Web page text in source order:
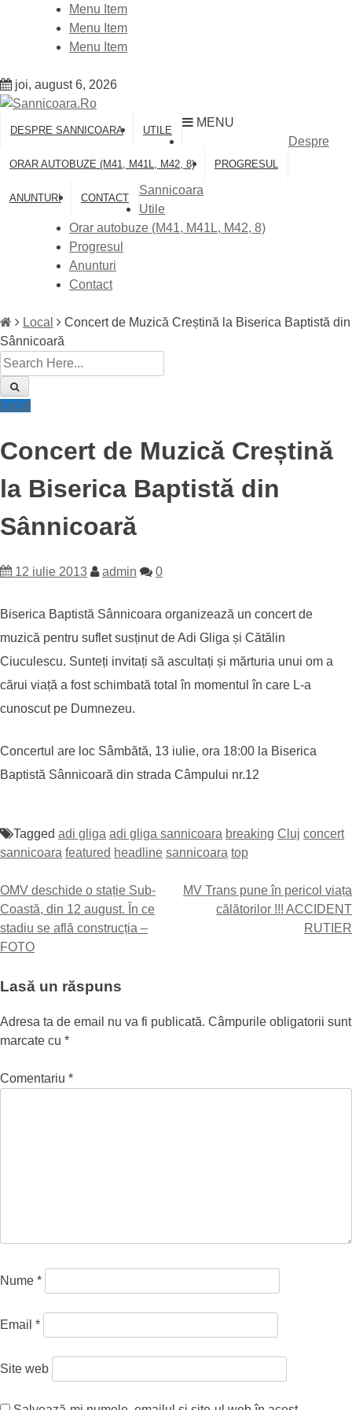
Menu Item
Menu Item
Menu Item
joi, august 6, 2026
DESPRE SANNICOARA UTILE
ORAR AUTOBUZE (M41, M41L, M42, 8) PROGRESUL
ANUNTURI CONTACT
MENU
Despre
Sannicoara
Utile
Orar autobuze (M41, M41L, M42, 8)
Progresul
Anunturi
Contact
Local
Concert de Muzică Creștină la Biserica Baptistă din
Sânnicoară
Local
Concert de Muzică Creștină
la Biserica Baptistă din
Sânnicoară
12 iulie 2013 admin 0
Biserica Baptistă Sânnicoara organizează un concert de
muzică pentru suflet susținut de Adi Gliga și Cătălin
Ciuculescu. Sunteți invitați să ascultați și mărturia unui om a
cărui viață a fost schimbată total în momentul în care L-a
cunoscut pe Dumnezeu.
Concertul are loc Sâmbătă, 13 iulie, ora 18:00 la Biserica
Baptistă Sânnicoară din strada Câmpului nr.12
Tagged adi gliga adi gliga sannicoara breaking Cluj concert
sannicoara featured headline sannicoara top
Navigare
în
articole
OMV deschide o stație Sub-
Coastă, din 12 august. În ce
stadiu se află construcția –
FOTO
MV Trans pune în pericol viața
călătorilor !!! ACCIDENT
RUTIER
Lasă un răspuns
Adresa ta de email nu va fi publicată. Câmpurile obligatorii sunt
marcate cu *
Comentariu *
Nume *
Email *
Site web